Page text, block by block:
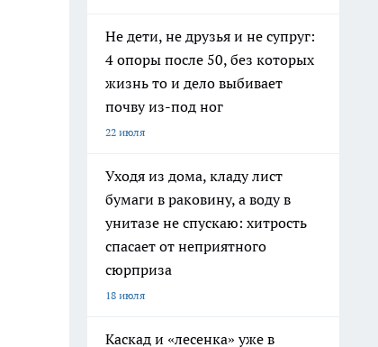
Не дети, не друзья и не супруг:
4 опоры после 50, без которых
жизнь то и дело выбивает
почву из-под ног
22 июля
Уходя из дома, кладу лист
бумаги в раковину, а воду в
унитазе не спускаю: хитрость
спасает от неприятного
сюрприза
18 июля
Каскад и «лесенка» уже в